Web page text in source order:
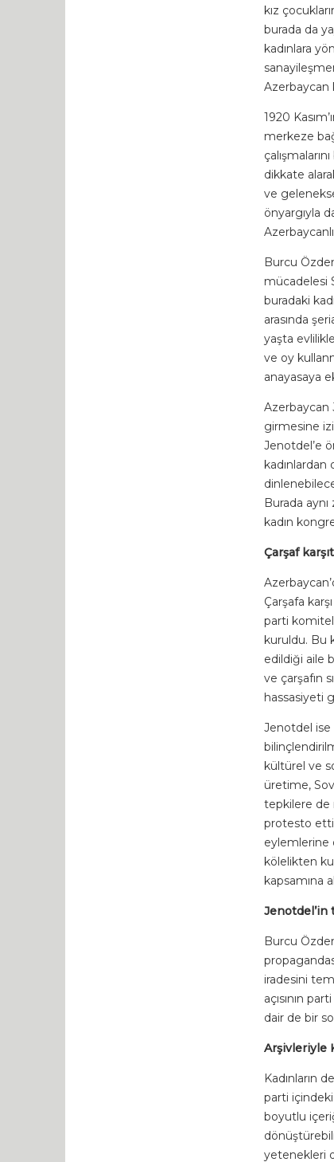
kız
burada da
kadınlara
Azerbaycan
1920
merkeze
dikkate
ve
önyargıyla
Burcu
mücadelesi
buradaki
arasında
yaşta
ve oy
anayasaya
Azerbaycan
girmesine
Jenotdel’e
Burada
kadın
Çarşaf
Çarşafa
parti
kuruldu. Bu
edildiği aile
ve çarşafın
hassasiyeti
Jenotdel ise
kültürel ve
üretime,
tepkilere de
protesto
eylemlerine
kölelikten
kapsamına
Jenotdel’in
Burcu
iradesini
açısının
dair de bir
Arşivleriyle
Kadınların
parti
boyutlu
yetenekleri